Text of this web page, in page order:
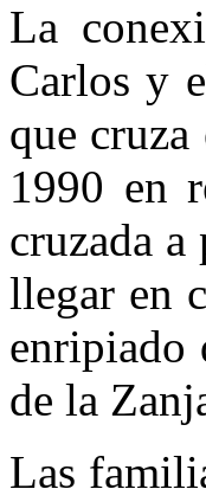
La
Carlos y
que
1990 en
cruzada
llegar en
enripiado
de la
Las